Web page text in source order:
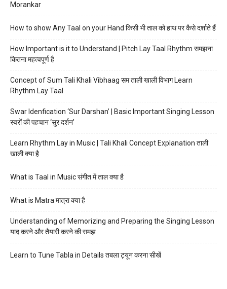
Morankar
How to show Any Taal on your Hand किसी भी ताल को हाथ पर कैसे दर्शाते हैं
How Important is it to Understand | Pitch Lay Taal Rhythm समझना
कितना महत्वपूर्ण है
Concept of Sum Tali Khali Vibhaag सम ताली खाली विभाग Learn
Rhythm Lay Taal
Swar Idenfication ‘Sur Darshan’ | Basic Important Singing Lesson
स्वरों की पहचान ‘सुर दर्शन’
Learn Rhythm Lay in Music | Tali Khali Concept Explanation ताली
खाली क्या है
What is Taal in Music संगीत में ताल क्या है
What is Matra मात्रा क्या है
Understanding of Memorizing and Preparing the Singing Lesson
याद करने और तैयारी करने की समझ
Learn to Tune Tabla in Details तबला ट्यून करना सीखें